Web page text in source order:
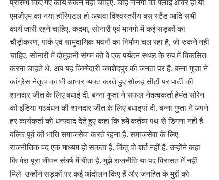
प्रारम्भ किए गए कार्य रुकने नहीं चाहिए. चाहे मानगो का फ्लाइ ओवर हो या
एमजीएम का नया हॉस्पिटल हो अथवा विश्वस्तरीय बस स्टैंड आदि सभी
कार्य जारी रहने चाहिए. कदमा, सोनारी एवं मानगो में कई सड़कों का
चौड़ीकरण, पार्क एवं सामुदायिक भवनों का निर्माण चल रहा है, जो रुकने नहीं
चाहिए. सोनारी में दोमुहानी संगम को वे एक पर्यटन स्थल के रुप में विकसित
करना चाहते थे. अब यह जिम्मेदारी जमशेदपुर की जनता पर है. बन्ना गुप्ता ने
कांग्रेस नेतृत्व का भी आभार व्यक्त करते हुए सोलह सीटों पर पार्टी की
शानदार जीत के लिए बधाई दी. बन्ना गुप्ता ने सफल नेतृत्वकर्ता हेमंत सोरेन
को इंडिया गठबंधन की शानदार जीत के लिए बधाइयां दी. बन्ना गुप्ता ने अपने
हर कार्यकर्ता को धन्यवाद देते हुए कहा कि हमें कर्तव्य पथ से डिगना नहीं है
बल्कि पूर्व की भांति समाजसेवा करते रहना है. समाजसेवा के लिए
राजनीतिक पद एक माध्यम हो सकता है, किंतु वो शर्त नहीं है. उन्होंने कहा
कि मेरा पूरा जीवन संघर्ष में बीता है. मुझे राजनीति या पद विरासत में नहीं
मिले. उन्होंने सड़कों पर कई आंदोलन किए हैं और जनहित के मुद्दों को